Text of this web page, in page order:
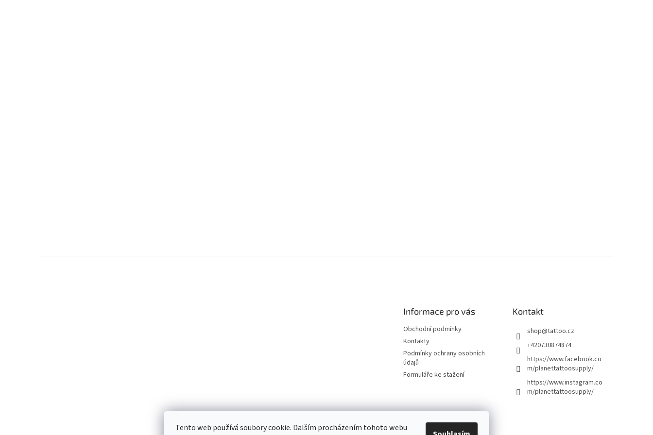
Tento web používá soubory cookie. Dalším procházením tohoto webu
Informace pro vás
Obchodní podmínky
Kontakty
Podmínky ochrany osobních
údajů
Formuláře ke stažení
Kontakt
shop@tattoo.cz
+420730874874
https://www.facebook.co
m/planettattoosupply/
https://www.instagram.co
m/planettattoosupply/
│Platební brána │ Naše tetovací studio │